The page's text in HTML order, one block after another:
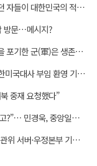
[김태산 칼럼] 민주화를 외치던 자들이 대한민국의 적이고 간첩이었다
방문…메시지?
[박필규 안보칼럼] 즉각 대응을 포기한 군(軍)은 생존할 수 없다
31일 광화문서 ‘미셸 스틸 주한미국대사 부임 환영 기자회견’… 80여 개 단체 집결
중재 요청했다”
“자유와혁신이 극우정당이라고?”… 민경욱, 중앙일보 직격
[부정선거 특검법 해부 ②] 선관위 서버·우정본부 기록까지…‘증거를 끌어오는 칼’